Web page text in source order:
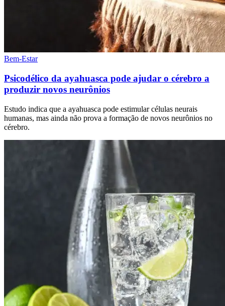
Bem-Estar
Psicodélico da ayahuasca pode ajudar o cérebro a
produzir novos neurônios
Estudo indica que a ayahuasca pode estimular células neurais
humanas, mas ainda não prova a formação de novos neurônios no
cérebro.